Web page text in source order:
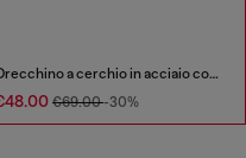
Orecchino a cerchio in acciaio con dettagli luminosi
€69.00-30%